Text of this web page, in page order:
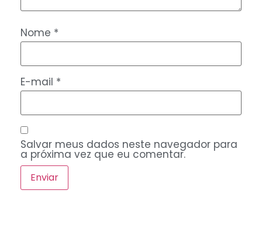
Nome *
E-mail *
Salvar meus dados neste navegador para
a próxima vez que eu comentar.